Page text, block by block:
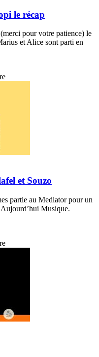
le récap
pour votre patience) le
et Alice sont parti en
et Souzo
partie au Mediator pour un
Musique.